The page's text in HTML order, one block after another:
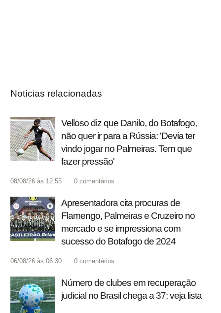
Notícias relacionadas
Velloso diz que Danilo, do Botafogo,
não quer ir para a Rússia: 'Devia ter
vindo jogar no Palmeiras. Tem que
fazer pressão'
08/08/26 às 12:55 0 comentários
Apresentadora cita procuras de
Flamengo, Palmeiras e Cruzeiro no
mercado e se impressiona com
sucesso do Botafogo de 2024
06/08/26 às 06:30 0 comentários
Número de clubes em recuperação
judicial no Brasil chega a 37; veja lista